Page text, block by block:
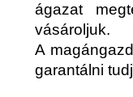
ágazat
vásároljuk.
A
garantálni